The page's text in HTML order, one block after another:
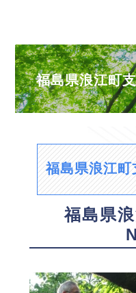
福島県浪江町
福島県浪江
福島県